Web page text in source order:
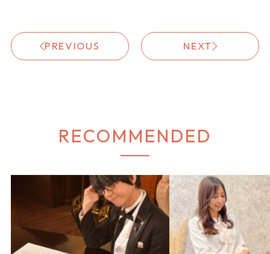
PREVIOUS NEXT
RECOMMENDED